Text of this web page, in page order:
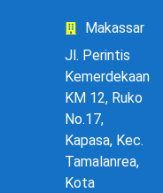
Makassar
Jl. Perintis
Kemerdekaan
KM 12, Ruko
No.17,
Kapasa, Kec.
Tamalanrea,
Kota